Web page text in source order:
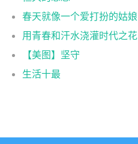
春天就像一个爱打扮的姑娘
用青春和汗水浇灌时代之花
【美图】坚守
生活十最